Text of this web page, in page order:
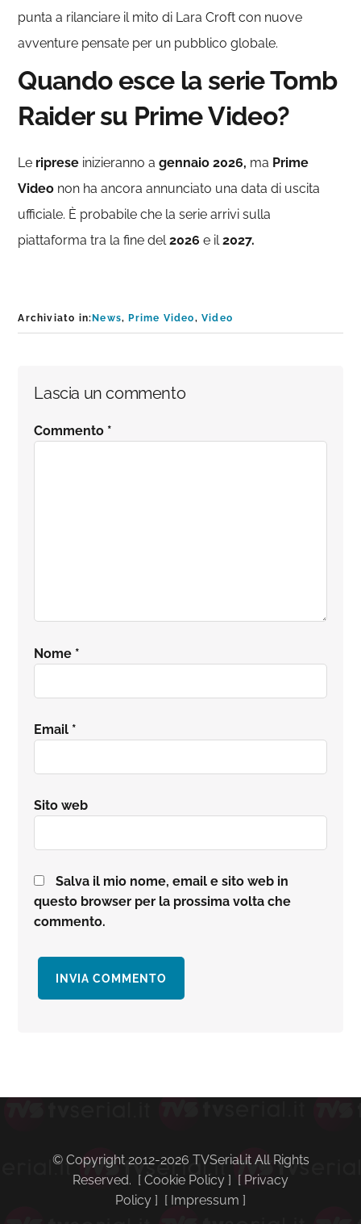
punta a rilanciare il mito di Lara Croft con nuove
avventure pensate per un pubblico globale.
Quando esce la serie Tomb
Raider su Prime Video?
Le riprese inizieranno agennaio 2026, ma Prime
Video non ha ancora annunciato una data di uscita
ufficiale. È probabile che la serie arrivi sulla
piattaforma tra la fine del2026 e il2027.
Archiviato in: News, Prime Video,Video
Interazioni
del
Lascia un commento
Commento *
Nome *
Email *
Sito web
Salva il mio nome, email e sito web in
questo browser per la prossima volta che
commento.
primaria
© Copyright 2012-2026 TVSerial.it All Rights
Reserved. [ Cookie Policy ] [ Privacy
Policy ] [ Impressum ]